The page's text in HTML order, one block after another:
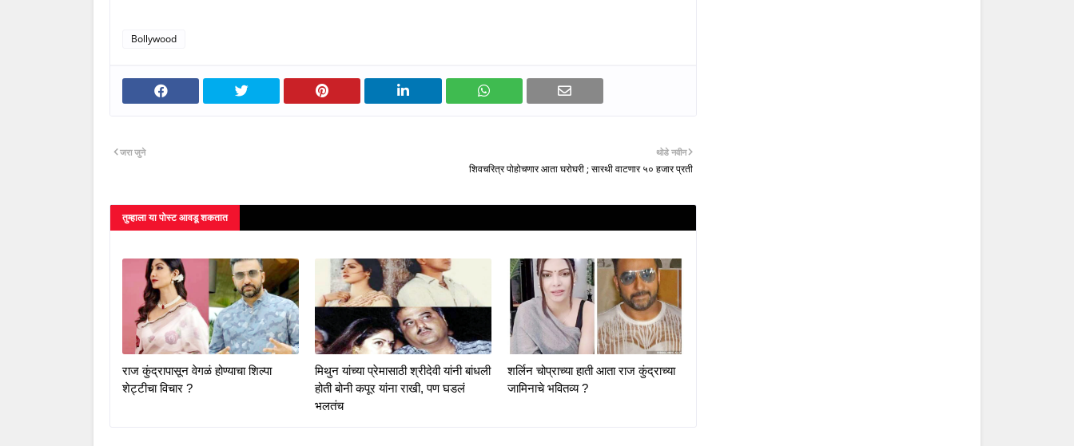
Bollywood
थोडे नवीन
शिवचरित्र पोहोचणार आता घरोघरी ; सारथी वाटणार ५० हजार प्रती
जरा जुने
तुम्‍हाला या पोस्‍ट आवडू शकतात
राज कुंद्रापासून वेगळं होण्याचा शिल्पा
शेट्टीचा विचार ?
मिथुन यांच्या प्रेमासाठी श्रीदेवी यांनी बांधली
होती बोनी कपूर यांना राखी, पण घडलं
भलतंच
शर्लिन चोप्राच्या हाती आता राज कुंद्राच्या
जामिनाचे भवितव्य ?